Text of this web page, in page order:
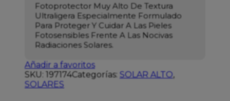
Fotoprotector Muy Alto De Textura
Ultraligera Especialmente Formulado
Para Proteger Y Cuidar A Las Pieles
Fotosensibles Frente A Las Nocivas
Radiaciones Solares.
Añadir a favoritos
SKU: 197174Categorías: SOLAR ALTO,
SOLARES